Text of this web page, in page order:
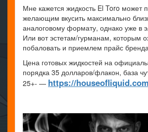
Мне кажется жидкость El Toro может
желающим вкусить максимально
аналоговому формату, однако уже в
Или вот эстетам/гурманам, которым
побаловать и приемлем прайс
Цена готовых жидкостей на
порядка 35 долларов/флакон, база
25+- — https://